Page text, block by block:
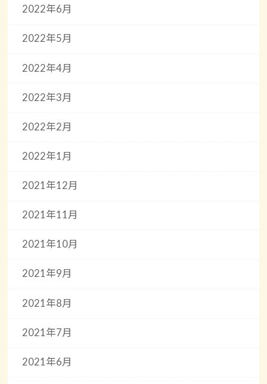
2022年6月
2022年5月
2022年4月
2022年3月
2022年2月
2022年1月
2021年12月
2021年11月
2021年10月
2021年9月
2021年8月
2021年7月
2021年6月